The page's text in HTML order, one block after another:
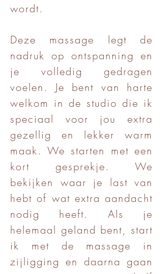
wordt.
Deze massage legt de
nadruk op ontspanning en
je volledig gedragen
voelen. Je bent van harte
welkom in de studio die ik
speciaal voor jou extra
gezellig en lekker warm
maak. We starten met een
kort gesprekje. We
bekijken waar je last van
hebt of wat extra aandacht
nodig heeft. Als je
helemaal geland bent, start
ik met de massage in
zijligging en daarna gaan